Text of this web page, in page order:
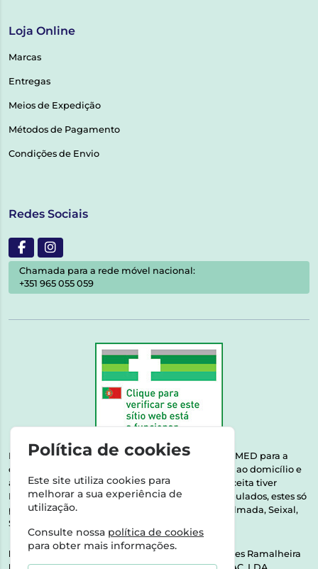
Loja Online
Marcas
Entregas
Meios de Expedição
Métodos de Pagamento
Condições de Envio
Redes Sociais
Chamada para a rede móvel nacional:
+351 965 055 059
Esta farmácia encontra-se autorizada pelo INFARMED para a
dispensa de medicamentos e produtos de saúde ao domicílio e
através da internet. Medicamentos | Se na sua receita tiver
MSRM, MNSRM, MSRMV ou Medicamentos Manipulados, estes só
podem ser entregues nos seguintes concelhos: Almada, Seixal,
Sesimbra, Oeiras e Lisboa.
Direção Técnica:
Dra. Raquel Alexandra Fernandes Ramalheira
Política de cookies
Este site utiliza cookies para
melhorar a sua experiência de
utilização.
Consulte nossa política de cookies
para obter mais informações.